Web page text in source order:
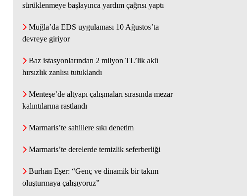
Mustafa Türk
sürüklenmeye başlayınca yardım çağrısı yaptı
Muğla’da EDS uygulaması 10 Ağustos’ta
devreye giriyor
Baz istasyonlarından 2 milyon TL’lik akü
hırsızlık zanlısı tutuklandı
Menteşe’de altyapı çalışmaları sırasında mezar
kalıntılarına rastlandı
Marmaris’te sahillere sıkı denetim
Marmaris’te derelerde temizlik seferberliği
Burhan Eşer: “Genç ve dinamik bir takım
oluşturmaya çalışıyoruz”